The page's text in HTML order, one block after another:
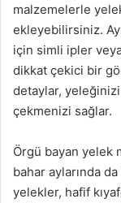
malzemelerle
ekleyebilirsiniz.
için simli ipler
dikkat çekici bir
detaylar,
çekmenizi sağlar.
Örgü bayan yelek
bahar aylarında
yelekler, hafif